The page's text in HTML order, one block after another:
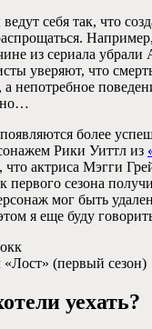
себя так, что
из сериала
уверяют, что
непотребное
более
Рики Уиттл из
что актриса Мэгги
первого сезона
мог быть
я еще буду
«Лост» (первый сезон)
уехать?